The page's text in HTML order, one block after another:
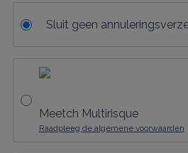
Sluit geen
Meetch Multirisque
Raadpleeg de algemene voorwaarden